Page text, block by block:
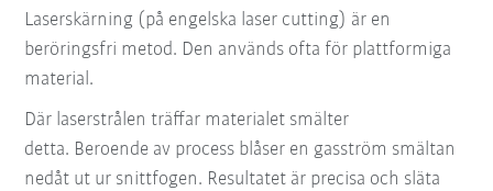
Laserskärning (på engelska laser cutting) är en
beröringsfri metod. Den används ofta för plattformiga
material.
Där laserstrålen träffar materialet smälter
detta. Beroende av process blåser en gasström smältan
nedåt ut ur snittfogen. Resultatet är precisa och släta